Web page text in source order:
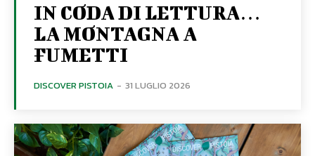
IN CODA DI LETTURA…
LA MONTAGNA A
FUMETTI
DISCOVER PISTOIA - 31 LUGLIO 2026